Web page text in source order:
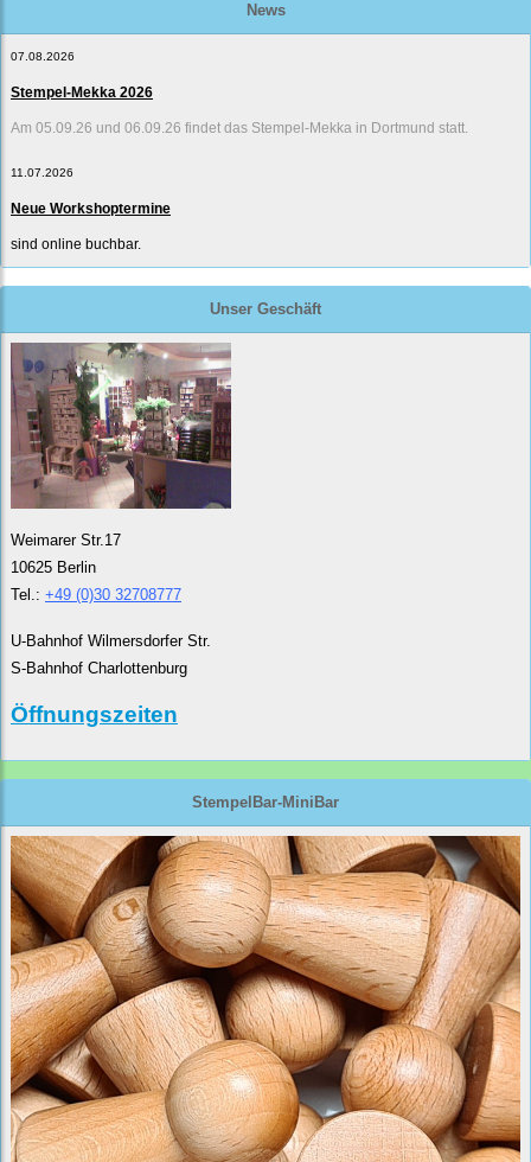
News
07.08.2026
Stempel-Mekka 2026
Am 05.09.26 und 06.09.26 findet das Stempel-Mekka in Dortmund statt.
11.07.2026
Neue Workshoptermine
sind online buchbar.
Unser Geschäft
Weimarer Str.17
10625 Berlin
Tel.: +49 (0)30 32708777
U-Bahnhof Wilmersdorfer Str.
S-Bahnhof Charlottenburg
Öffnungszeiten
StempelBar-MiniBar